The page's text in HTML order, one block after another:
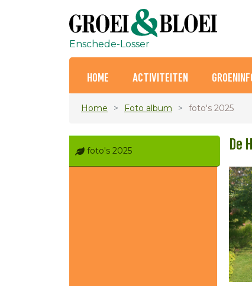
Enschede-Losser
HOME ACTIVITEITEN
Home Foto album foto's 2025
foto's 2025 De